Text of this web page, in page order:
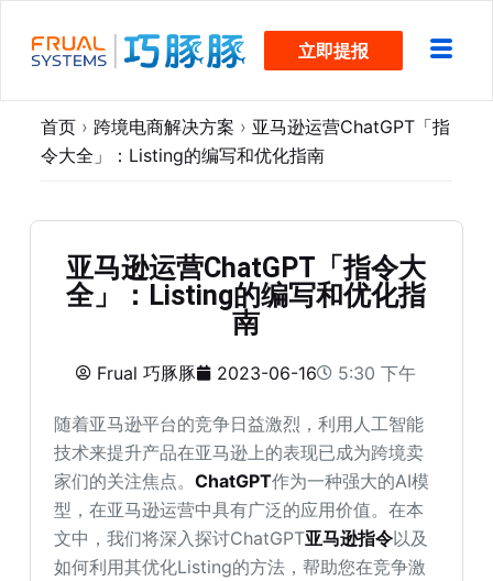
过
立即提报
首页 › 跨境电商解决方案 › 亚马逊运营ChatGPT「指
令大全」：Listing的编写和优化指南
亚马逊运营ChatGPT「指令大
全」：Listing的编写和优化指
南
Frual 巧豚豚 2023-06-16 5:30 下午
随着亚马逊平台的竞争日益激烈，利用人工智能
技术来提升产品在亚马逊上的表现已成为跨境卖
家们的关注焦点。ChatGPT作为一种强大的AI模
型，在亚马逊运营中具有广泛的应用价值。在本
文中，我们将深入探讨ChatGPT亚马逊指令以及
如何利用其优化Listing的方法，帮助您在竞争激